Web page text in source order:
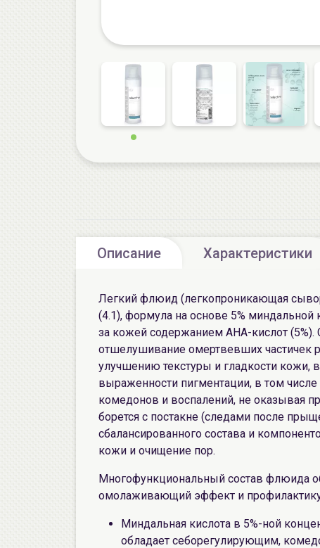
Описание Характеристики
Легкий флюид (легкопроникающая
(4.1), формула на основе 5%
за кожей содержанием АНА-кислот (5%).
отшелушивание омертвевших частичек
улучшению текстуры и гладкости
выраженности пигментации, в том числе
комедонов и воспалений, не оказывая
борется с постакне (следами после
сбалансированного состава и
кожи и очищение пор.
Многофункциональный состав флюида
омолаживающий эффект и
Миндальная кислота в 5%-ной
обладает себорегулирующим,